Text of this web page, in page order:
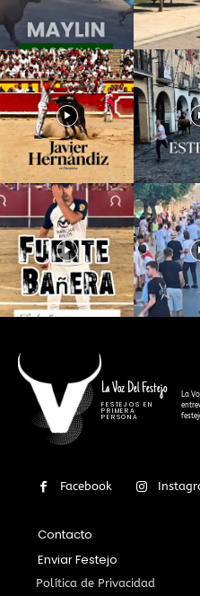
La Voz Del Festejo
FESTEJOS EN
PRIMERA
PERSONA
La
Facebook
Contacto
Enviar Festejo
Política de Privacidad